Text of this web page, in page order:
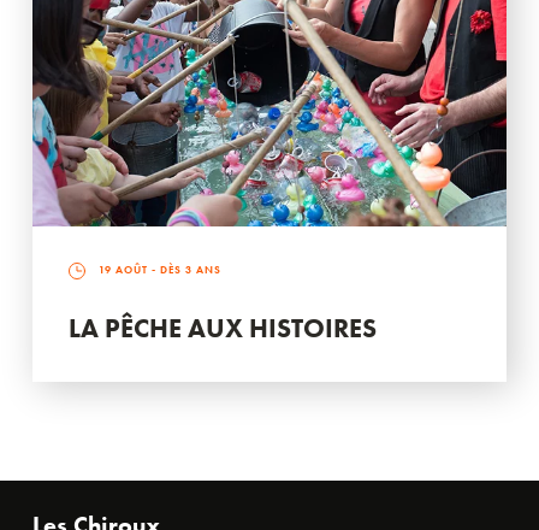
19 AOÛT - DÈS 3 ANS
LA PÊCHE AUX HISTOIRES